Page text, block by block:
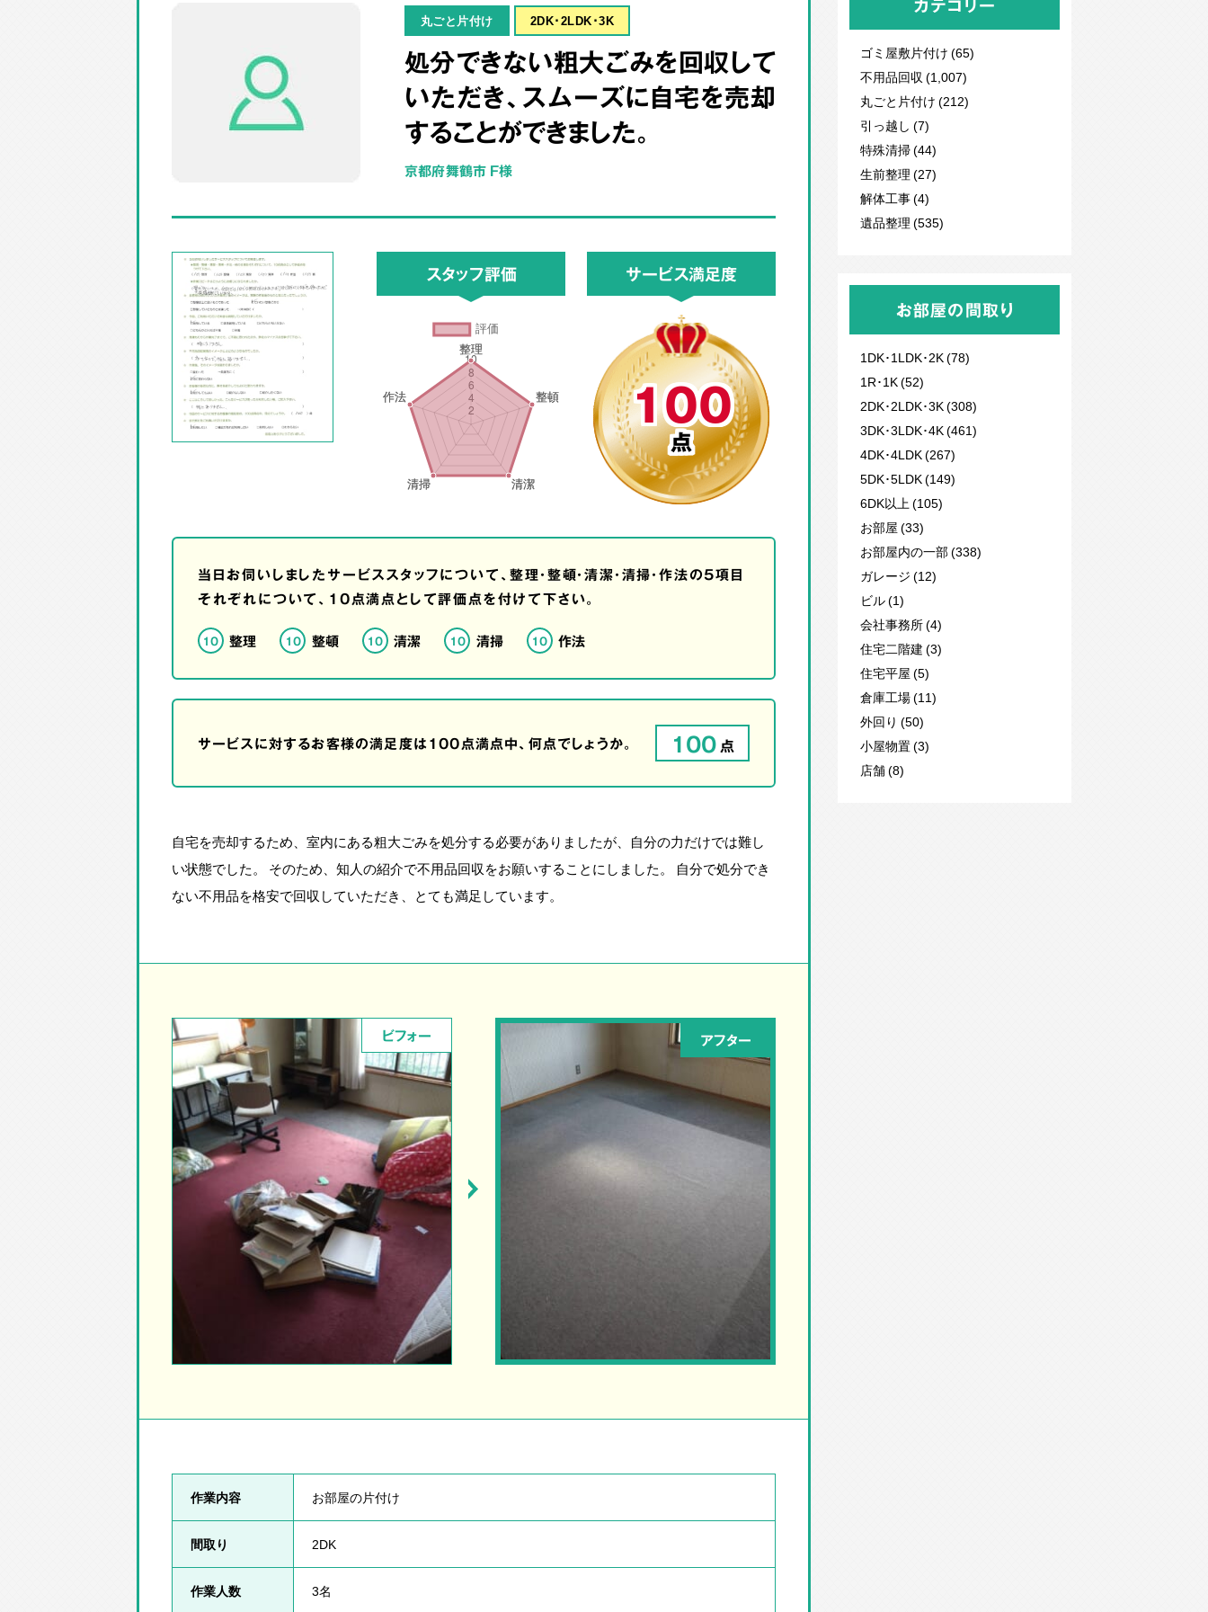
丸ごと片付け 2DK･2LDK･3K
処分できない粗大ごみを回収して
いただき、スムーズに自宅を売却
することができました。
京都府舞鶴市 F様
スタッフ評価 サービス満足度
100
点
当日お伺いしましたサービススタッフについて、整理・整頓・清潔・清掃・作法の5項目
それぞれについて、10点満点として評価点を付けて下さい。
10 整理 10 整頓 10 清潔 10 清掃 10 作法
サービスに対するお客様の満足度は100点満点中、何点でしょうか。 100点
自宅を売却するため、室内にある粗大ごみを処分する必要がありましたが、自分の力だけでは難し
い状態でした。 そのため、知人の紹介で不用品回収をお願いすることにしました。 自分で処分でき
ない不用品を格安で回収していただき、とても満足しています。
ビフォー アフター
作業内容 お部屋の片付け
間取り 2DK
作業人数 3名
カテゴリー
ゴミ屋敷片付け (65)
不用品回収 (1,007)
丸ごと片付け (212)
引っ越し (7)
特殊清掃 (44)
生前整理 (27)
解体工事 (4)
遺品整理 (535)
お部屋の間取り
1DK･1LDK･2K (78)
1R･1K (52)
2DK･2LDK･3K (308)
3DK･3LDK･4K (461)
4DK･4LDK (267)
5DK･5LDK (149)
6DK以上 (105)
お部屋 (33)
お部屋内の一部 (338)
ガレージ (12)
ビル (1)
会社事務所 (4)
住宅二階建 (3)
住宅平屋 (5)
倉庫工場 (11)
外回り (50)
小屋物置 (3)
店舗 (8)